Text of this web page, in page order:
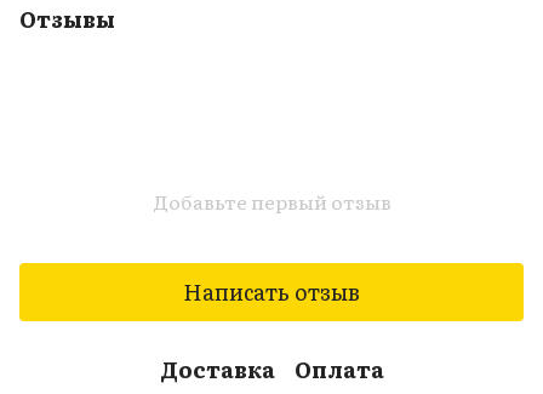
Отзывы
Добавьте первый отзыв
Написать отзыв
Доставка Оплата